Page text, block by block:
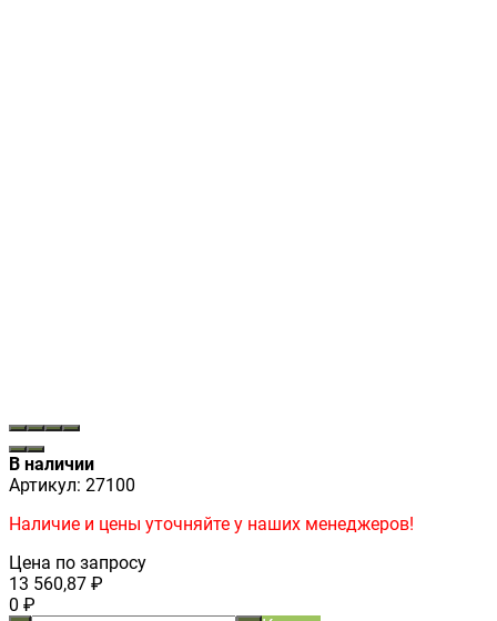
В наличии
Артикул: 27100
Наличие и цены уточняйте у наших менеджеров!
Цена по запросу
13 560,87 ₽
0 ₽